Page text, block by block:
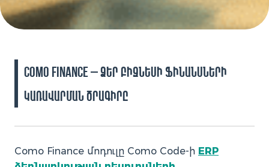
Como Finance – Ձեր բիզնեսի ֆինանսների
կառավարման ծրագիրը
Como Finance մոդուլը Como Code-ի ERP